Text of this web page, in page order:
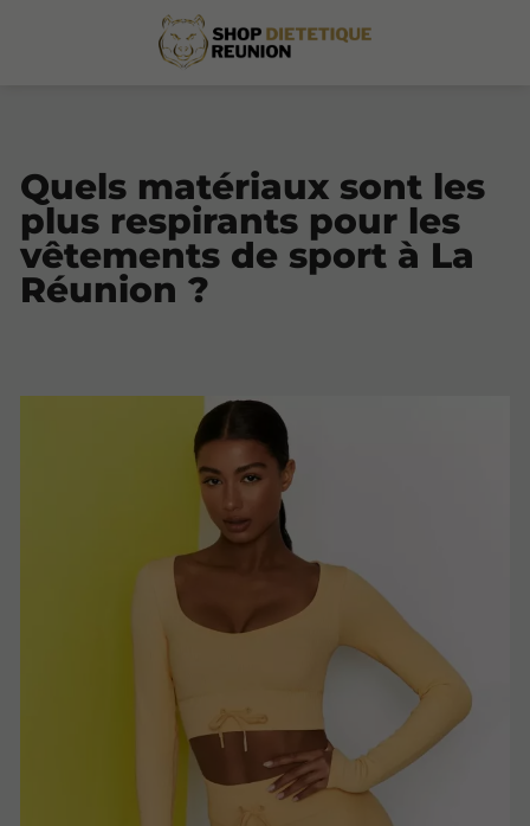
Quels matériaux sont les
plus respirants pour les
vêtements de sport à La
Réunion ?